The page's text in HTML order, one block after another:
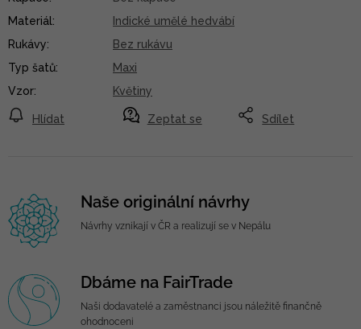
Zeptat se
Hlídat Sdílet
Materiál:
Indické umělé hedvábí
Rukávy:
Bez rukávu
Typ šatů:
Maxi
Vzor: Květiny
Naše originální návrhy
Návrhy vznikají v ČR a realizují se v Nepálu
Dbáme na FairTrade
Naši dodavatelé a zaměstnanci jsou náležitě finančně
ohodnoceni